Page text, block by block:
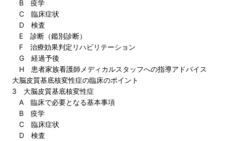
B 疫学
C 臨床症状
D 検査
E 診断（鑑別診断）
F 治療効果判定リハビリテーション
G 経過予後
H 患者家族看護師メディカルスタッフへの指導アドバイス
大脳皮質基底核変性症の臨床のポイント
3 大脳皮質基底核変性症
A 臨床で必要となる基本事項
B 疫学
C 臨床症状
D 検査